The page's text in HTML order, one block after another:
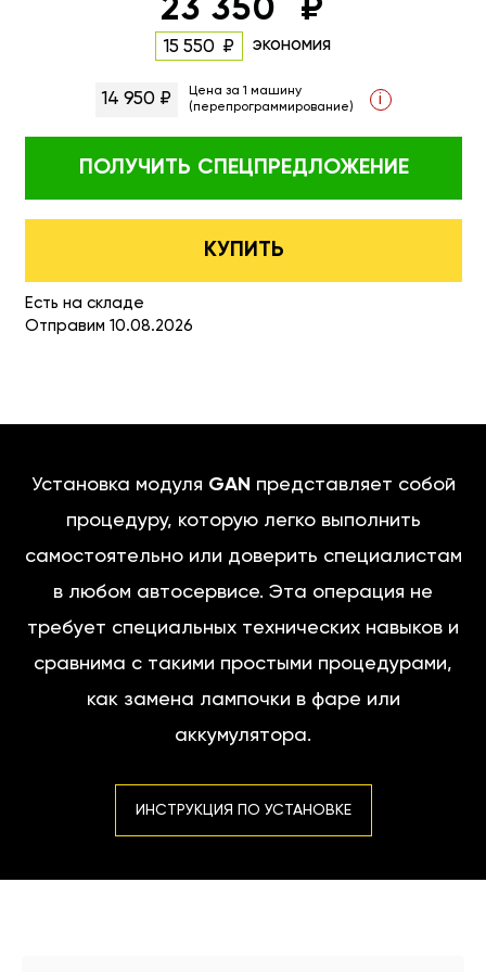
23 350
15 550 экономия
14 950 ₽
Цена за 1 машину
(перепрограммирование)
i
ПОЛУЧИТЬ СПЕЦПРЕДЛОЖЕНИЕ
КУПИТЬ
Есть на складе
Отправим 10.08.2026
Установка модуля GAN представляет собой
процедуру, которую легко выполнить
самостоятельно или доверить специалистам
в любом автосервисе. Эта операция не
требует специальных технических навыков и
сравнима с такими простыми процедурами,
как замена лампочки в фаре или
аккумулятора.
ИНСТРУКЦИЯ ПО УСТАНОВКЕ